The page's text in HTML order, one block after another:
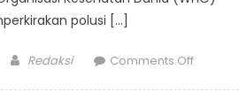
polusi […]
Author
Redaksi Comments Offon